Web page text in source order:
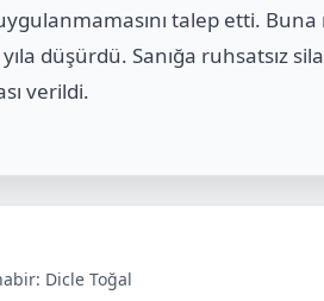
talep etti. Buna
düşürdü. Sanığa ruhsatsız
verildi.
Dicle Toğal